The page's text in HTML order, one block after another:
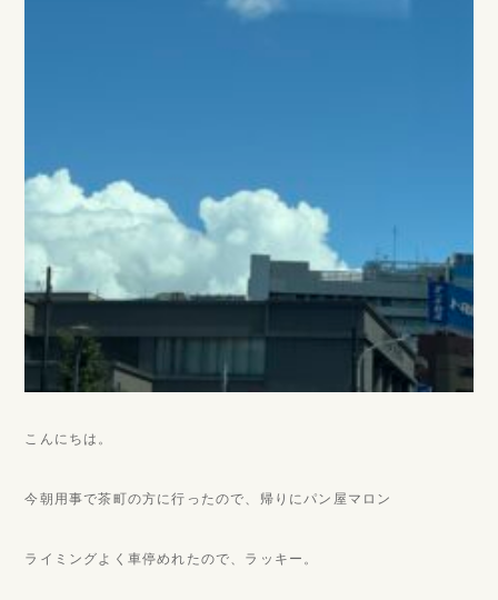
こんにちは。
今朝用事で茶町の方に行ったので、帰りにパン屋マロン
ライミングよく車停めれたので、ラッキー。